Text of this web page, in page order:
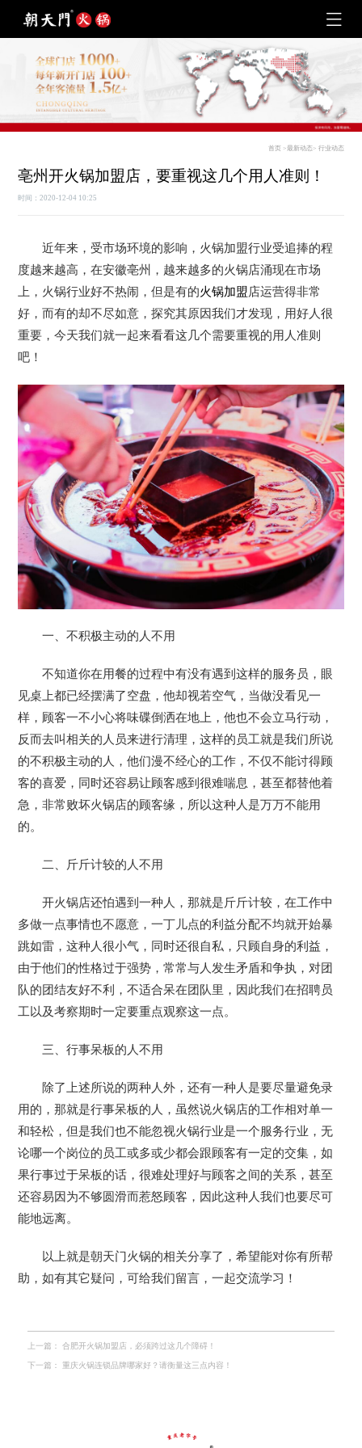
首页 >最新动态> 行业动态
亳州开火锅加盟店，要重视这几个用人准则！
时间：2020-12-04 10:25
近年来，受市场环境的影响，火锅加盟行业受追捧的程
度越来越高，在安徽亳州，越来越多的火锅店涌现在市场
上，火锅行业好不热闹，但是有的火锅加盟店运营得非常
好，而有的却不尽如意，探究其原因我们才发现，用好人很
重要，今天我们就一起来看看这几个需要重视的用人准则
吧！
一、不积极主动的人不用
不知道你在用餐的过程中有没有遇到这样的服务员，眼
见桌上都已经摆满了空盘，他却视若空气，当做没看见一
样，顾客一不小心将味碟倒洒在地上，他也不会立马行动，
反而去叫相关的人员来进行清理，这样的员工就是我们所说
的不积极主动的人，他们漫不经心的工作，不仅不能讨得顾
客的喜爱，同时还容易让顾客感到很难喘息，甚至都替他着
急，非常败坏火锅店的顾客缘，所以这种人是万万不能用
的。
二、斤斤计较的人不用
开火锅店还怕遇到一种人，那就是斤斤计较，在工作中
多做一点事情也不愿意，一丁儿点的利益分配不均就开始暴
跳如雷，这种人很小气，同时还很自私，只顾自身的利益，
由于他们的性格过于强势，常常与人发生矛盾和争执，对团
队的团结友好不利，不适合呆在团队里，因此我们在招聘员
工以及考察期时一定要重点观察这一点。
三、行事呆板的人不用
除了上述所说的两种人外，还有一种人是要尽量避免录
用的，那就是行事呆板的人，虽然说火锅店的工作相对单一
和轻松，但是我们也不能忽视火锅行业是一个服务行业，无
论哪一个岗位的员工或多或少都会跟顾客有一定的交集，如
果行事过于呆板的话，很难处理好与顾客之间的关系，甚至
还容易因为不够圆滑而惹怒顾客，因此这种人我们也要尽可
能地远离。
以上就是朝天门火锅的相关分享了，希望能对你有所帮
助，如有其它疑问，可给我们留言，一起交流学习！
上一篇： 合肥开火锅加盟店，必须跨过这几个障碍！
下一篇： 重庆火锅连锁品牌哪家好？请衡量这三点内容！